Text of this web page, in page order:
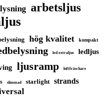
arbetsljus
hög kvalitet kompakt
led extraljus ledljus
ljusramp luftfräschare
slimmad starlight strands